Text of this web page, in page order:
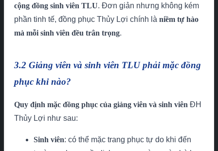
cộng đồng sinh viên TLU. Đơn giản nhưng không kém
phần tinh tế, đồng phục Thủy Lợi chính là niềm tự hào
mà mỗi sinh viên đều trân trọng.
3.2 Giảng viên và sinh viên TLU phải mặc đồng
phục khi nào?
Quy định mặc đồng phục của giảng viên và sinh viên ĐH
Thủy Lợi như sau:
Sinh viên: có thể mặc trang phục tự do khi đến